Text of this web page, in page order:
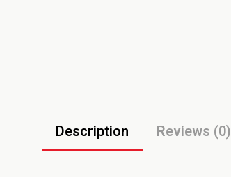
Description Reviews (0)